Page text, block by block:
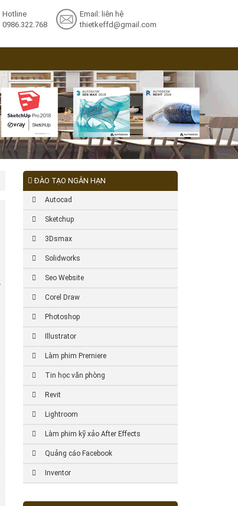
Email: liên hệ
thietkeffd@gmail.com
Hotline
0986.322.768
ĐÀO TẠO NGẮN HẠN
Autocad
Sketchup
3Dsmax
Solidworks
Seo Website
Corel Draw
Photoshop
Illustrator
Làm phim Premiere
Tin học văn phòng
Revit
Lightroom
Làm phim kỹ xảo After Effects
Quảng cáo Facebook
Inventor